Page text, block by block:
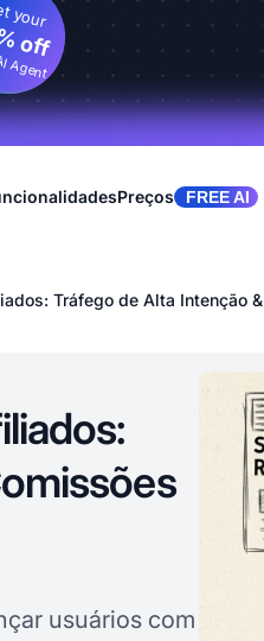
your
off
Agent
Preços FREE AI
Tráfego de Alta Intenção
usuários com